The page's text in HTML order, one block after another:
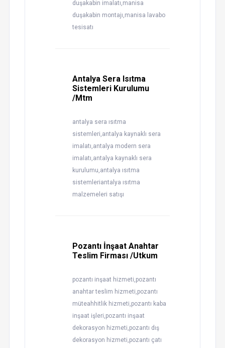
duşakabin imalatı,manisa
duşakabin montajı,manisa lavabo
tesisatı
Antalya Sera Isıtma
Sistemleri Kurulumu
/Mtm
antalya sera ısıtma
sistemleri,antalya kaynaklı sera
imalatı,antalya modern sera
imalatı,antalya kaynaklı sera
kurulumu,antalya ısıtma
sistemleriantalya ısıtma
malzemeleri satışı
Pozantı İnşaat Anahtar
Teslim Firması /Utkum
pozantı inşaat hizmeti,pozantı
anahtar teslim hizmeti,pozantı
müteahhitlik hizmeti,pozantı kaba
inşaat işleri,pozantı inşaat
dekorasyon hizmeti,pozantı dış
dekorasyon hizmeti,pozantı çatı